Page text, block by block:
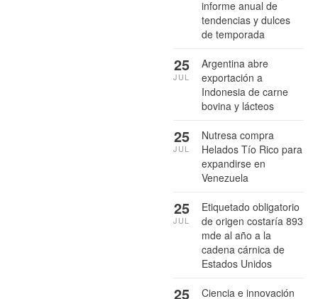
informe anual de
tendencias y dulces
de temporada
Argentina abre
exportación a
Indonesia de carne
bovina y lácteos
25
JUL
Nutresa compra
Helados Tío Rico para
expandirse en
Venezuela
25
JUL
Etiquetado obligatorio
de origen costaría 893
mde al año a la
cadena cárnica de
Estados Unidos
25
JUL
Ciencia e innovación
25